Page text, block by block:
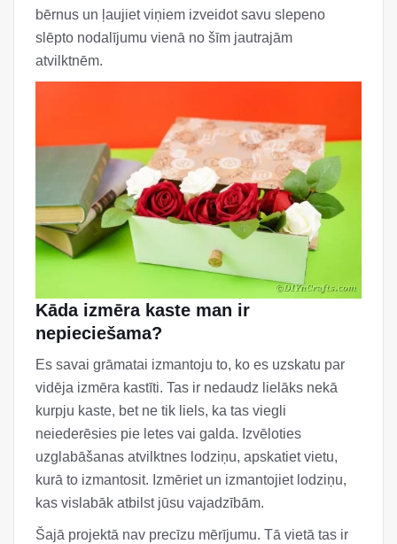
bērnus un ļaujiet viņiem izveidot savu slepeno
slēpto nodalījumu vienā no šīm jautrajām
atvilktnēm.
Kāda izmēra kaste man ir
nepieciešama?
Es savai grāmatai izmantoju to, ko es uzskatu par
vidēja izmēra kastīti. Tas ir nedaudz lielāks nekā
kurpju kaste, bet ne tik liels, ka tas viegli
neiederēsies pie letes vai galda. Izvēloties
uzglabāšanas atvilktnes lodziņu, apskatiet vietu,
kurā to izmantosit. Izmēriet un izmantojiet lodziņu,
kas vislabāk atbilst jūsu vajadzībām.
Šajā projektā nav precīzu mērījumu. Tā vietā tas ir